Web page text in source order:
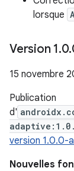
lorsque
Version 1.0.
15 novembre
Publication
d'
version 1.0.0-
Nouvelles